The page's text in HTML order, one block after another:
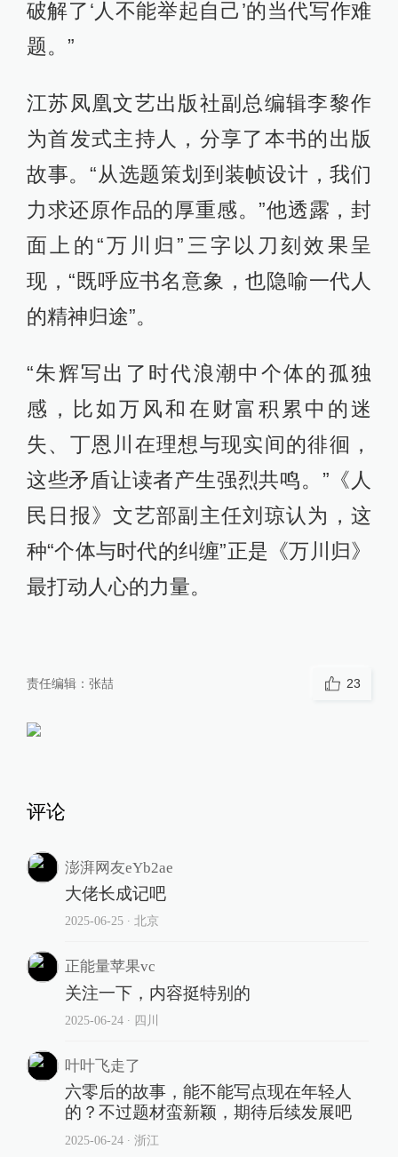
破解了‘人不能举起自己’的当代写作难
题。”
江苏凤凰文艺出版社副总编辑李黎作
为首发式主持人，分享了本书的出版
故事。“从选题策划到装帧设计，我们
力求还原作品的厚重感。”他透露，封
面上的“万川归”三字以刀刻效果呈
现，“既呼应书名意象，也隐喻一代人
的精神归途”。
“朱辉写出了时代浪潮中个体的孤独
感，比如万风和在财富积累中的迷
失、丁恩川在理想与现实间的徘徊，
这些矛盾让读者产生强烈共鸣。”《人
民日报》文艺部副主任刘琼认为，这
种“个体与时代的纠缠”正是《万川归》
最打动人心的力量。
责任编辑： 张喆 23
评论
澎湃网友eYb2ae
大佬长成记吧
2025-06-25∙ 北京
正能量苹果vc
关注一下，内容挺特别的
2025-06-24∙ 四川
叶叶飞走了
六零后的故事，能不能写点现在年轻人
的？不过题材蛮新颖，期待后续发展吧
2025-06-24∙ 浙江